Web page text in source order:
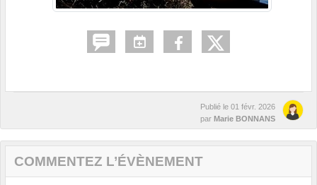
Publié le 01 févr. 2026
par Marie BONNANS
COMMENTEZ L’ÉVÈNEMENT